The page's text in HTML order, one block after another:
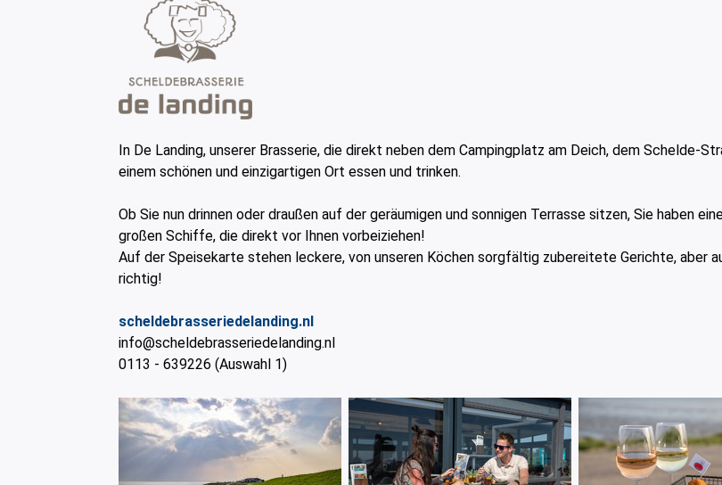
In De Landing, unserer Brasserie, die direkt neben dem Campingplatz am Deich, dem Schelde-
einem schönen und einzigartigen Ort essen und trinken.
Ob Sie nun drinnen oder draußen auf der geräumigen und sonnigen Terrasse sitzen, Sie haben
großen Schiffe, die direkt vor Ihnen vorbeiziehen!
Auf der Speisekarte stehen leckere, von unseren Köchen sorgfältig zubereitete Gerichte, aber
richtig!
scheldebrasseriedelanding.nl
info@scheldebrasseriedelanding.nl
0113 - 639226 (Auswahl 1)